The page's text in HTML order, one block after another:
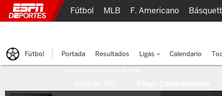
Fútbol MLB F. Americano
Fútbol Portada Resultados Ligas Calendario